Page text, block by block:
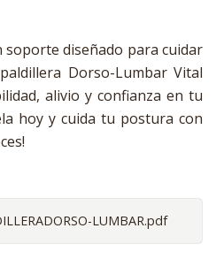
soporte diseñado para cuidar
Dorso-Lumbar Vital
alivio y confianza en tu
hoy y cuida tu postura con
LUMBAR.pdf